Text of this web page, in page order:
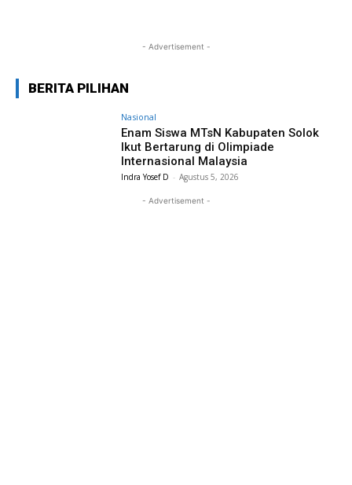
- Advertisement -
BERITA PILIHAN
Nasional
Enam Siswa MTsN Kabupaten Solok
Ikut Bertarung di Olimpiade
Internasional Malaysia
Indra Yosef D - Agustus 5, 2026
- Advertisement -